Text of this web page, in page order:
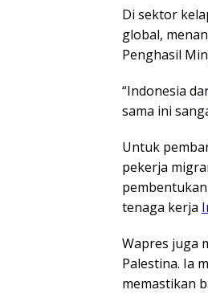
Di sektor
global,
Penghasil
“Indonesia
sama ini
Untuk
pekerja
tenaga kerja
Wapres juga
Palestina. Ia
memastikan